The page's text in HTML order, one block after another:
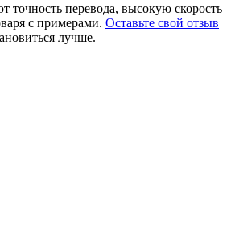
точность перевода, высокую скорость
с примерами. Оставьте свой отзыв
лучше.